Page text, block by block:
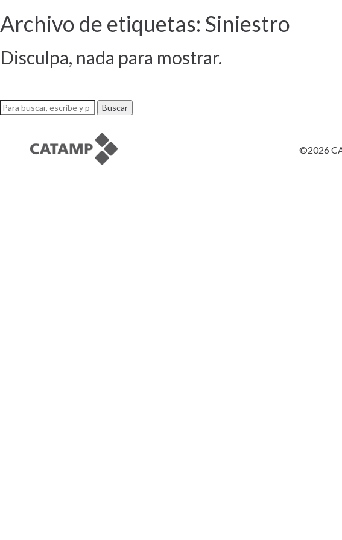
Archivo de etiquetas: Siniestro
Disculpa, nada para mostrar.
Buscar
©2026